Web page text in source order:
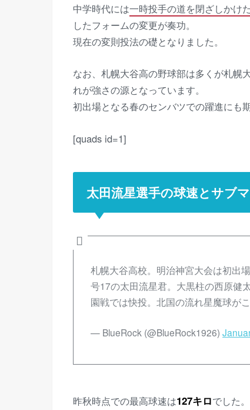
中学時代には一時投手の道を閉ざしかけ
したフォームの変更が奏功。
現在の変則投法の礎となりました。
なお、札幌大谷高の野球部は多くが札幌
れが強さの源となっています。
初出場となる春のセンバツでの躍進にも
[quads id=1]
太田流星選手の球速とサブ
札幌大谷高校。明治神宮大会は初出
号17の太田流星君。大黒柱の西原健
園戦では快投。北国の流れ星魔球が
— BlueRock (@BlueRock1926)
昨秋時点での最高球速は127キロでした。